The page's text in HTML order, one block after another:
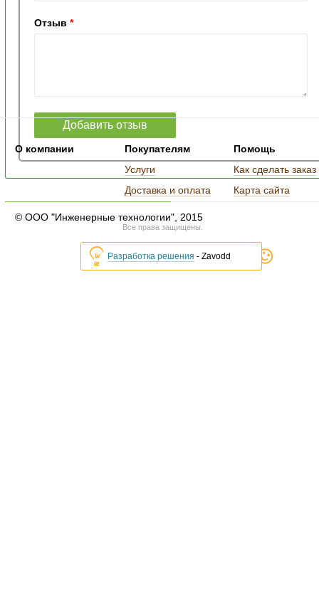
Отзыв*
О компании
Покупателям
Услуги
Доставка и оплата
Помощь
Как сделать заказ
Карта сайта
© ООО "Инженерные технологии", 2015
Все права защищены.
Разработка решения - Zavodd